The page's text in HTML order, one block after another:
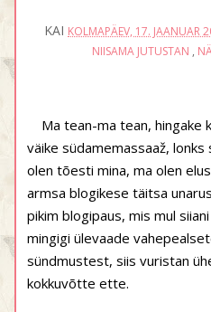
KAI KOLMAPÄEV, 17. JAANUAR
NIISAMA JUTUSTAN ,
Ma tean-ma tean, hingake
väike südamemassaaž,
olen tõesti mina, ma olen
armsa blogikese täitsa
pikim blogipaus, mis mul
mingigi ülevaade
sündmustest, siis vuristan
kokkuvõtte ette.